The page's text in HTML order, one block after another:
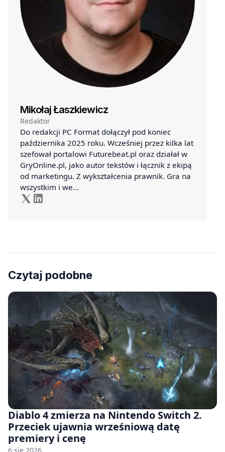
Mikołaj Łaszkiewicz
Redaktor
Do redakcji PC Format dołączył pod koniec
października 2025 roku. Wcześniej przez kilka lat
szefował portalowi Futurebeat.pl oraz działał w
GryOnline.pl, jako autor tekstów i łącznik z ekipą
od marketingu. Z wykształcenia prawnik. Gra na
wszystkim i we…
Czytaj podobne
Diablo 4 zmierza na Nintendo Switch 2.
Przeciek ujawnia wrześniową datę
premiery i cenę